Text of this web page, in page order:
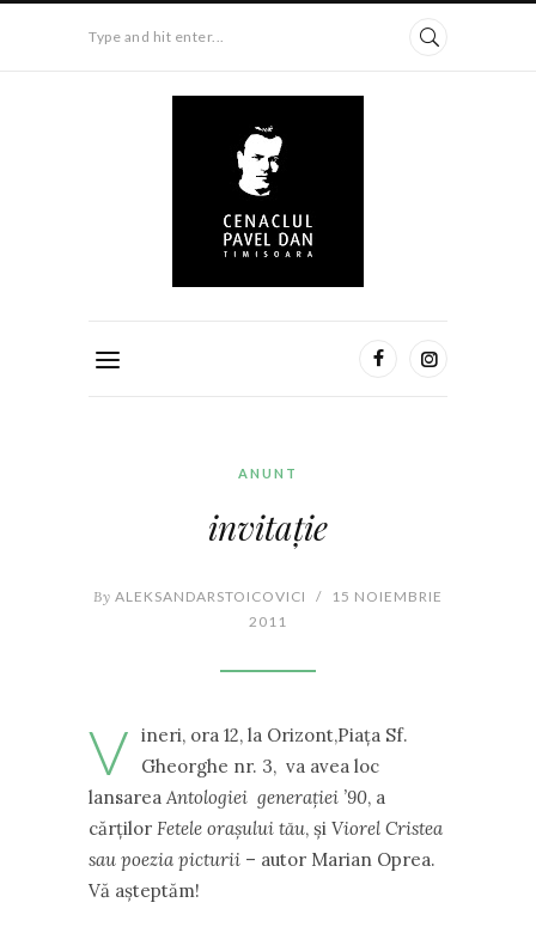
Type and hit enter...
ANUNT
invitaţie
By ALEKSANDARSTOICOVICI /
15 NOIEMBRIE
2011
V ineri, ora 12, la Orizont,Piaţa Sf.
Gheorghe nr. 3, va avea loc
lansarea Antologiei generaţiei ’90, a
cărţilor Fetele oraşului tău, şi Viorel Cristea
sau poezia picturii – autor Marian Oprea.
Vă aşteptăm!